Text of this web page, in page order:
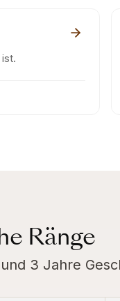
Ränge
3 Jahre